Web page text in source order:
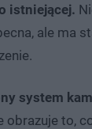
istniejącej.
ale ma
system
to,